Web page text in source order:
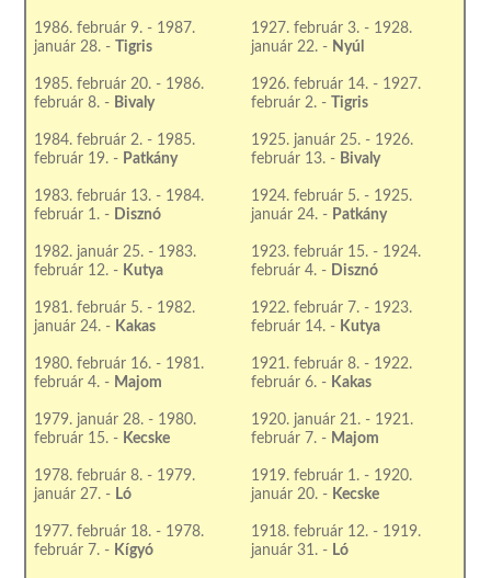
1986. február 9. - 1987.
január 28. -Tigris
1985. február 20. - 1986.
február 8. - Bivaly
1984. február 2. - 1985.
február 19. - Patkány
1983. február 13. - 1984.
február 1. - Disznó
1982. január 25. - 1983.
február 12. - Kutya
1981. február 5. - 1982.
január 24. - Kakas
1980. február 16. - 1981.
február 4. - Majom
1979. január 28. - 1980.
február 15. - Kecske
1978. február 8. - 1979.
január 27. - Ló
1977. február 18. - 1978.
február 7. - Kígyó
1927. február 3. - 1928.
január 22. - Nyúl
1926. február 14. - 1927.
február 2. -Tigris
1925. január 25. - 1926.
február 13. - Bivaly
1924. február 5. - 1925.
január 24. - Patkány
1923. február 15. - 1924.
február 4. - Disznó
1922. február 7. - 1923.
február 14. - Kutya
1921. február 8. - 1922.
február 6. - Kakas
1920. január 21. - 1921.
február 7. - Majom
1919. február 1. - 1920.
január 20. - Kecske
1918. február 12. - 1919.
január 31. - Ló